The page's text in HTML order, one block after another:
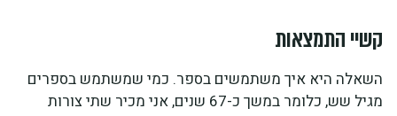
קשייהתמצאות
השאלה היא איך משתמשים בספר. כמי שמשתמש בספרים
מגיל שש, כלומר במשך כ-67 שנים, אני מכיר שתי צורות